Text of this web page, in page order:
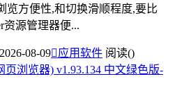
览方便性,和切换滑顺程度,要比
资源管理器便...
2026-08-09应用软件 阅读()